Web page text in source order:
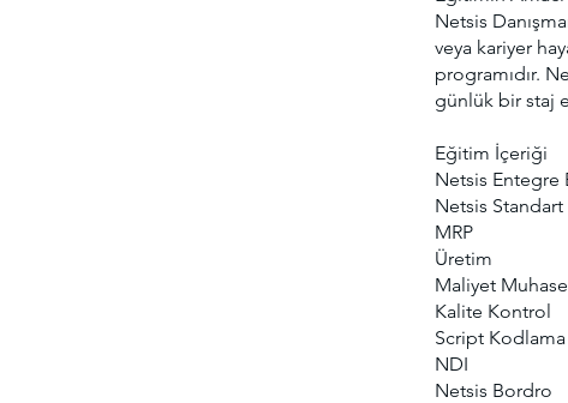
Netsis
veya kariyer
programıdır.
günlük bir staj
Eğitim İçeriği
Netsis Entegre
Netsis
MRP
Üretim
Maliyet
Kalite Kontrol
Script Kodlama
NDI
Netsis Bordro